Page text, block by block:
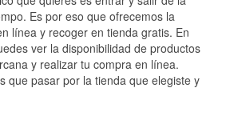
Es por eso que ofrecemos la
línea y recoger en tienda gratis. En
ver la disponibilidad de productos
y realizar tu compra en línea.
que pasar por la tienda que elegiste y